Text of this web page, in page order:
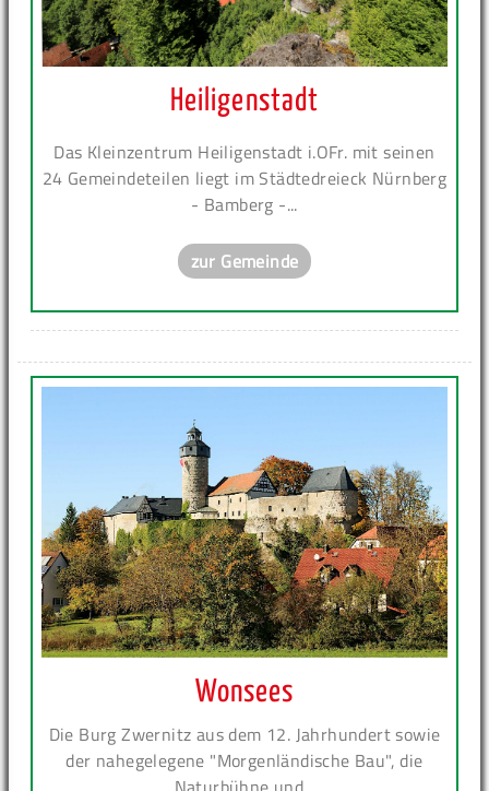
Heiligenstadt
Das Kleinzentrum Heiligenstadt i.OFr. mit seinen
24 Gemeindeteilen liegt im Städtedreieck Nürnberg
- Bamberg -...
zur Gemeinde
Wonsees
Die Burg Zwernitz aus dem 12. Jahrhundert sowie
der nahegelegene "Morgenländische Bau", die